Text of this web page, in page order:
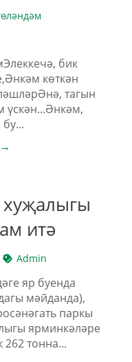
бик
көткән
тагын
үскән...Әнкәм,
итә
Admin
яр буенда
мәйданда),
паркы
ярминкәләре
тонна...